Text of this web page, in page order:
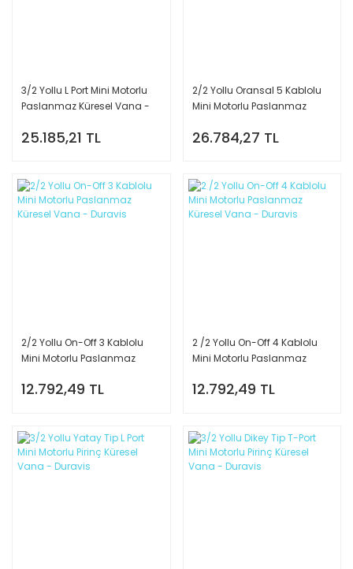
3/2 Yollu L Port Mini Motorlu
Paslanmaz Küresel Vana -
25.185,21 TL
2/2 Yollu Oransal 5 Kablolu
Mini Motorlu Paslanmaz
26.784,27 TL
2/2 Yollu On-Off 3 Kablolu
Mini Motorlu Paslanmaz
12.792,49 TL
2 /2 Yollu On-Off 4 Kablolu
Mini Motorlu Paslanmaz
12.792,49 TL